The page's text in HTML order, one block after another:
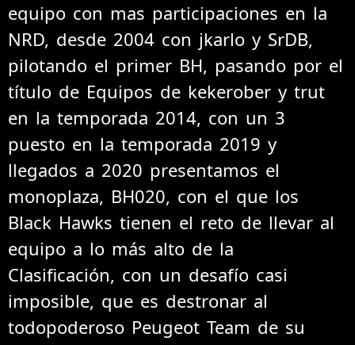
equipo con mas participaciones en la
NRD, desde 2004 con jkarlo y SrDB,
pilotando el primer BH, pasando por el
título de Equipos de kekerober y trut
en la temporada 2014, con un 3
puesto en la temporada 2019 y
llegados a 2020 presentamos el
monoplaza, BH020, con el que los
Black Hawks tienen el reto de llevar al
equipo a lo más alto de la
Clasificación, con un desafío casi
imposible, que es destronar al
todopoderoso Peugeot Team de su